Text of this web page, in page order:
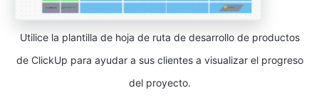
Utilice la plantilla de hoja de ruta de desarrollo de productos
de ClickUp para ayudar a sus clientes a visualizar el progreso
del proyecto.